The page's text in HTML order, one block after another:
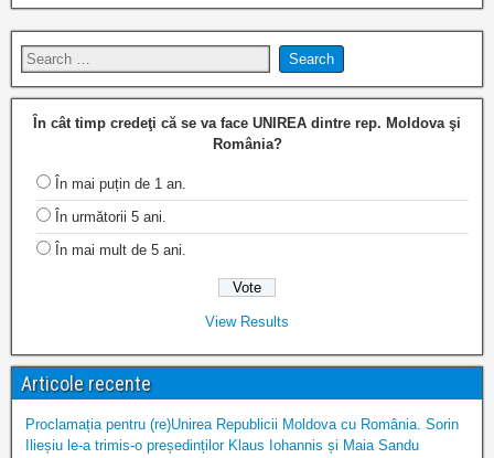
În cât timp credeţi că se va face UNIREA dintre rep. Moldova şi
România?
În mai puțin de 1 an.
În următorii 5 ani.
În mai mult de 5 ani.
View Results
Articole recente
Proclamația pentru (re)Unirea Republicii Moldova cu România. Sorin
Ilieșiu le-a trimis-o președinților Klaus Iohannis și Maia Sandu